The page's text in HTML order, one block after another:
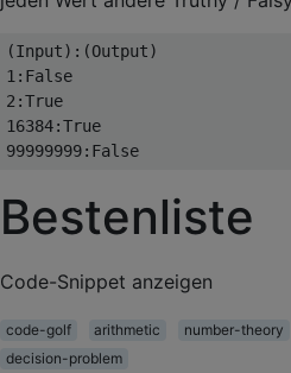
(Input):(Output)
1:False
2:True
16384:True
Bestenliste
Code-Snippet anzeigen
code-golf arithmetic
number-theory
decision-problem